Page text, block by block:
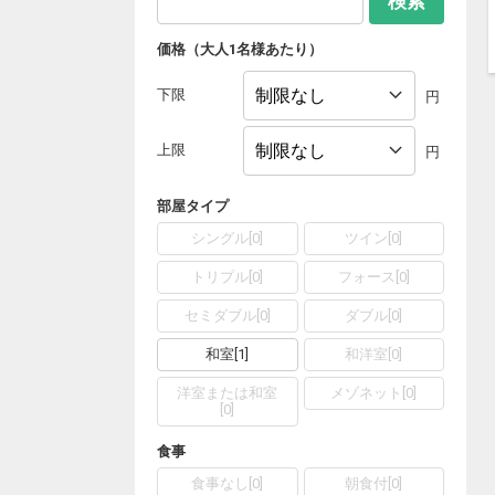
価格（大人1名様あたり）
下限 円
上限 円
部屋タイプ
シングル 0 ツイン 0
トリプル 0 フォース 0]
セミダブル[ 0] ダブル 0
和室 1 和洋室 0
洋室または和室
0
メゾネット 0
食事
食事なし 0 朝食付 0